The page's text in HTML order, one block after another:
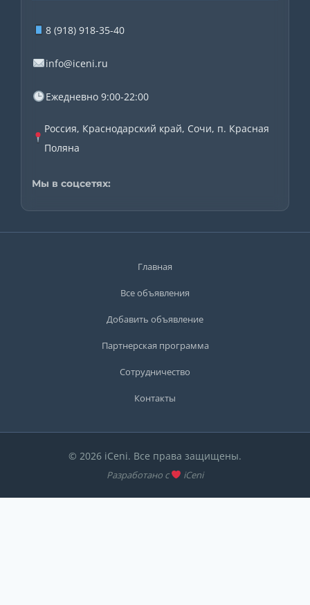
8 (918) 918-35-40
info@iceni.ru
Ежедневно 9:00-22:00
Россия, Краснодарский край, Сочи, п. Красная
Поляна
Мы в соцсетях:
Главная
Все объявления
Добавить объявление
Партнерская программа
Сотрудничество
Контакты
© 2026 iCeni. Все права защищены.
Разработано с iCeni